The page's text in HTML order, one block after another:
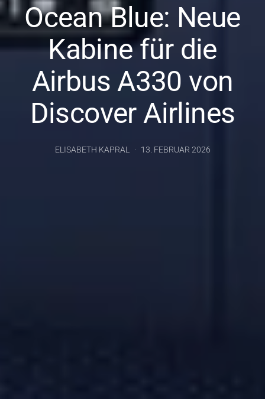
Ocean Blue: Neue
Kabine für die
Airbus A330 von
Discover Airlines
ELISABETH KAPRAL 13. FEBRUAR 2026